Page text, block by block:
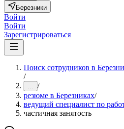
Березники
Войти
Войти
Зарегистрироваться
Поиск сотрудников в
/
... /
резюме в Березниках/
ведущий специалист по
частичная занятость